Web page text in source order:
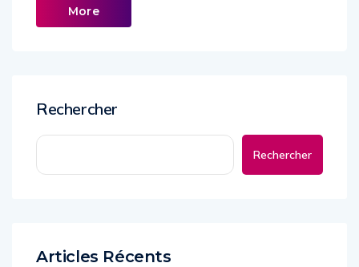
More
Rechercher
Rechercher
Articles Récents